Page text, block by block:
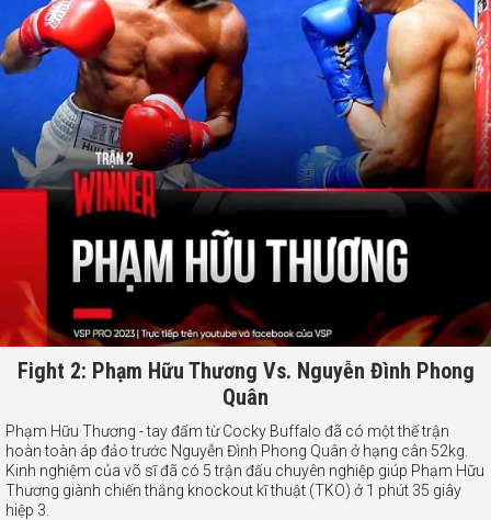
Fight 2: Phạm Hữu Thương Vs. Nguyễn Đình Phong
Quân
Phạm Hữu Thương - tay đấm từ Cocky Buffalo đã có một thế trận
hoàn toàn áp đảo trước Nguyễn Đình Phong Quân ở hạng cân 52kg.
Kinh nghiệm của võ sĩ đã có 5 trận đấu chuyên nghiệp giúp Phạm Hữu
Thương giành chiến thắng knockout kĩ thuật (TKO) ở 1 phút 35 giây
hiệp 3.